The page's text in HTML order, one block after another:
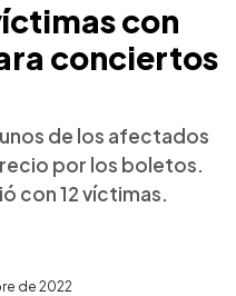
con
conciertos
de los afectados
por los boletos.
con 12 víctimas.
de 2022